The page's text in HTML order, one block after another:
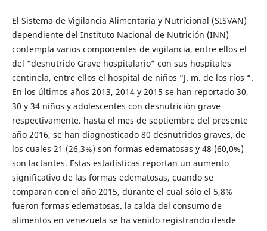
El Sistema de Vigilancia Alimentaria y Nutricional (SISVAN)
dependiente del Instituto Nacional de Nutrición (INN)
contempla varios componentes de vigilancia, entre ellos el
del “desnutrido Grave hospitalario” con sus hospitales
centinela, entre ellos el hospital de niños “J. m. de los ríos “.
En los últimos años 2013, 2014 y 2015 se han reportado 30,
30 y 34 niños y adolescentes con desnutrición grave
respectivamente. hasta el mes de septiembre del presente
año 2016, se han diagnosticado 80 desnutridos graves, de
los cuales 21 (26,3%) son formas edematosas y 48 (60,0%)
son lactantes. Estas estadísticas reportan un aumento
significativo de las formas edematosas, cuando se
comparan con el año 2015, durante el cual sólo el 5,8%
fueron formas edematosas. la caída del consumo de
alimentos en venezuela se ha venido registrando desde